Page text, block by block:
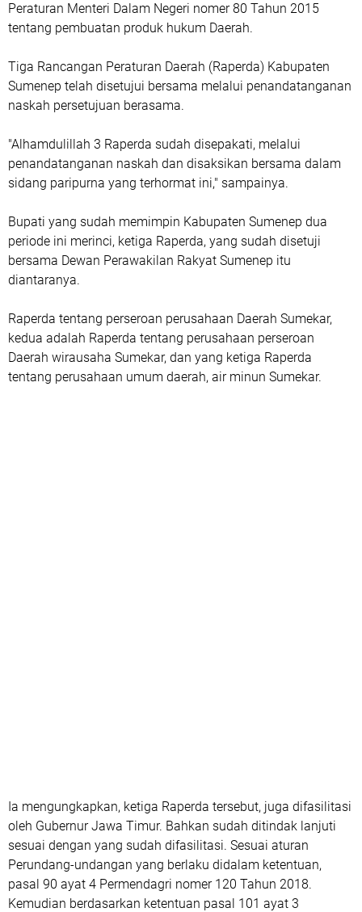
Peraturan Menteri Dalam Negeri nomer 80 Tahun 2015
tentang pembuatan produk hukum Daerah.
Tiga Rancangan Peraturan Daerah (Raperda) Kabupaten
Sumenep telah disetujui bersama melalui penandatanganan
naskah persetujuan berasama.
"Alhamdulillah 3 Raperda sudah disepakati, melalui
penandatanganan naskah dan disaksikan bersama dalam
sidang paripurna yang terhormat ini," sampainya.
Bupati yang sudah memimpin Kabupaten Sumenep dua
periode ini merinci, ketiga Raperda, yang sudah disetuji
bersama Dewan Perawakilan Rakyat Sumenep itu
diantaranya.
Raperda tentang perseroan perusahaan Daerah Sumekar,
kedua adalah Raperda tentang perusahaan perseroan
Daerah wirausaha Sumekar, dan yang ketiga Raperda
tentang perusahaan umum daerah, air minun Sumekar.
Ia mengungkapkan, ketiga Raperda tersebut, juga difasilitasi
oleh Gubernur Jawa Timur. Bahkan sudah ditindak lanjuti
sesuai dengan yang sudah difasilitasi. Sesuai aturan
Perundang-undangan yang berlaku didalam ketentuan,
pasal 90 ayat 4 Permendagri nomer 120 Tahun 2018.
Kemudian berdasarkan ketentuan pasal 101 ayat 3